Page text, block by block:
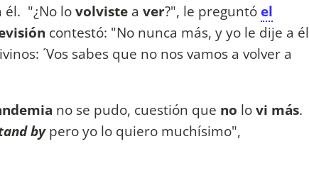
él. "¿No lovolviste a ver?", le preguntó el
contestó: "No nunca más, y yo le dije a él
´Vos sabes que no nos vamos a volver a
no se pudo, cuestión que no lovi más.
by pero yo lo quiero muchísimo",